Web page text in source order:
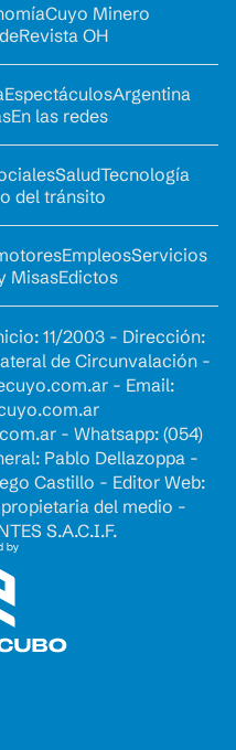
Cuyo Minero
Revista OH
EspectáculosArgentina
En las redes
SaludTecnología
del tránsito
EmpleosServicios
MisasEdictos
11/2003 - Dirección:
de Circunvalación -
- Email:
- Whatsapp: (054)
Pablo Dellazoppa -
Castillo - Editor Web:
del medio -
S.A.C.I.F.